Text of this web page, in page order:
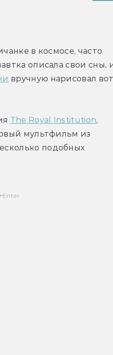
в космосе, часто
описала свои сны,
вручную нарисовал вот
The Royal Institution,
мультфильм из
подобных